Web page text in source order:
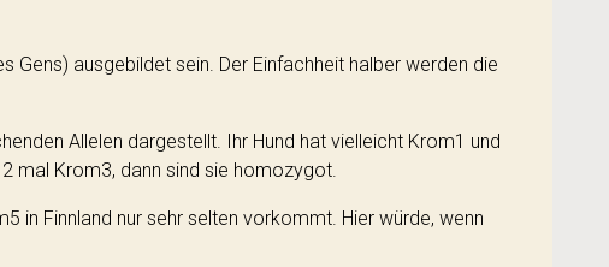
Gens) ausgebildet sein. Der Einfachheit halber werden die
Allelen dargestellt. Ihr Hund hat vielleicht Krom1 und
mal Krom3, dann sind sie homozygot.
in Finnland nur sehr selten vorkommt. Hier würde, wenn